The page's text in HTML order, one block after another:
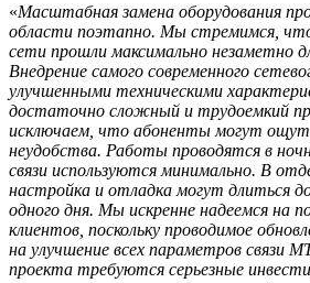
«Масштабная замена оборудования
области поэтапно. Мы стремимся,
сети прошли максимально незаметно
Внедрение самого современного
улучшенными техническими
достаточно сложный и трудоемкий
исключаем, что абоненты могут
неудобства. Работы проводятся в
связи используются минимально. В
настройка и отладка могут длиться
одного дня. Мы искренне надеемся на
клиентов, поскольку проводимое
на улучшение всех параметров связи
проекта требуются серьезные